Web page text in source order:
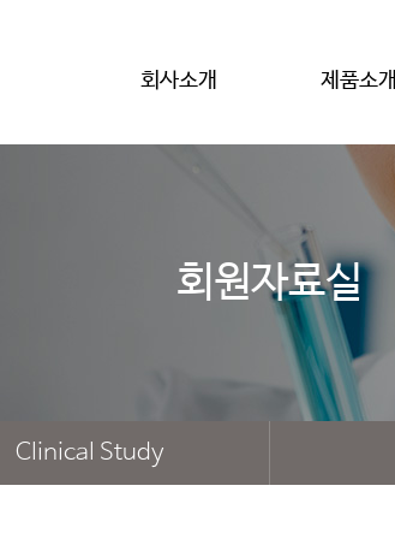
회사소개 제품소개
회원자료실
Clinical Study